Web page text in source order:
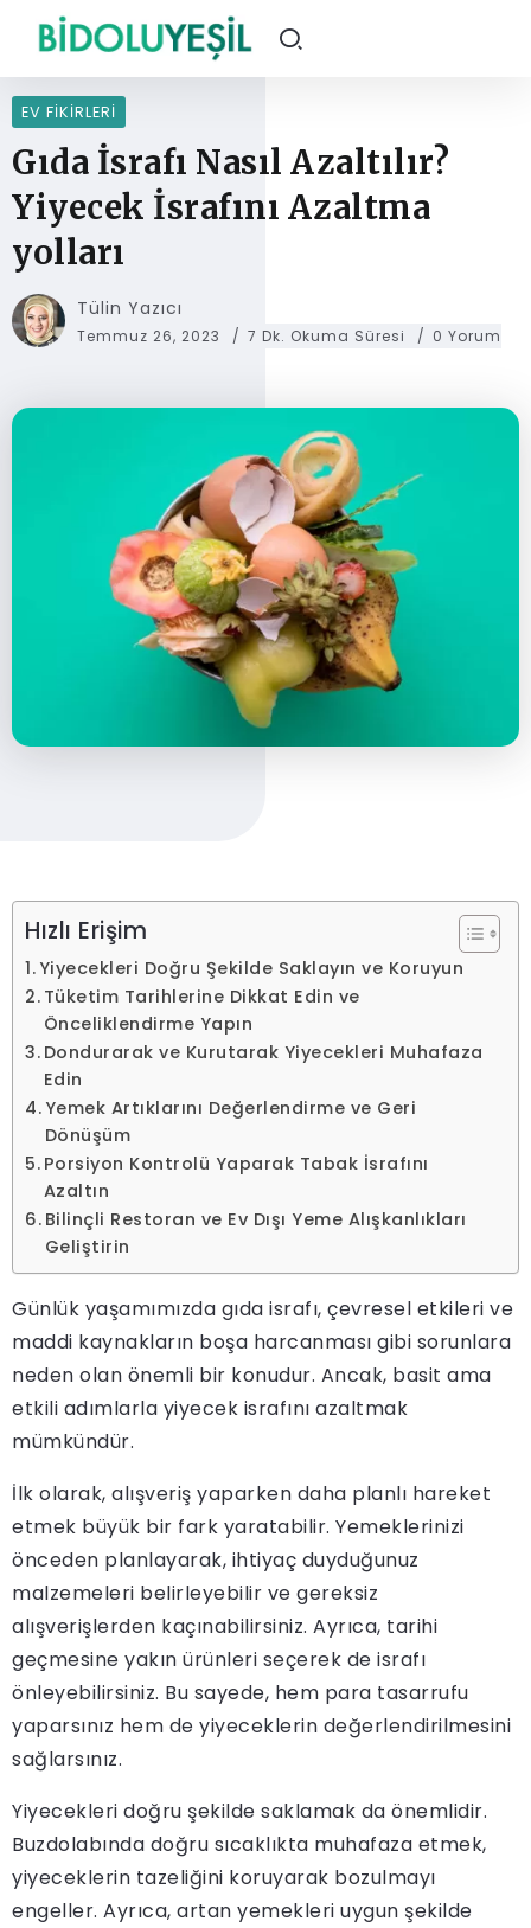
EV FIKIRLERI
Gıda İsrafı Nasıl Azaltılır?
Yiyecek İsrafını Azaltma
yolları
Tülin Yazıcı
Temmuz 26, 2023 7 Dk. Okuma Süresi 0 Yorum
Hızlı Erişim
Yiyecekleri Doğru Şekilde Saklayın ve Koruyun
Tüketim Tarihlerine Dikkat Edin ve
Önceliklendirme Yapın
Dondurarak ve Kurutarak Yiyecekleri Muhafaza
Edin
Yemek Artıklarını Değerlendirme ve Geri
Dönüşüm
Porsiyon Kontrolü Yaparak Tabak İsrafını
Azaltın
Bilinçli Restoran ve Ev Dışı Yeme Alışkanlıkları
Geliştirin
Günlük yaşamımızda gıda israfı, çevresel etkileri ve
maddi kaynakların boşa harcanması gibi sorunlara
neden olan önemli bir konudur. Ancak, basit ama
etkili adımlarla yiyecek israfını azaltmak
mümkündür.
İlk olarak, alışveriş yaparken daha planlı hareket
etmek büyük bir fark yaratabilir. Yemeklerinizi
önceden planlayarak, ihtiyaç duyduğunuz
malzemeleri belirleyebilir ve gereksiz
alışverişlerden kaçınabilirsiniz. Ayrıca, tarihi
geçmesine yakın ürünleri seçerek de israfı
önleyebilirsiniz. Bu sayede, hem para tasarrufu
yaparsınız hem de yiyeceklerin değerlendirilmesini
sağlarsınız.
Yiyecekleri doğru şekilde saklamak da önemlidir.
Buzdolabında doğru sıcaklıkta muhafaza etmek,
yiyeceklerin tazeliğini koruyarak bozulmayı
engeller. Ayrıca, artan yemekleri uygun şekilde